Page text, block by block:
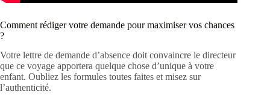
Comment rédiger votre demande pour maximiser vos chances
?
Votre lettre de demande d’absence doit convaincre le directeur
que ce voyage apportera quelque chose d’unique à votre
enfant. Oubliez les formules toutes faites et misez sur
l’authenticité.